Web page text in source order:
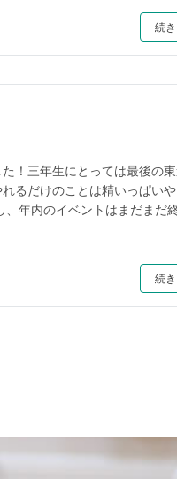
ました。石井さんすごい✨ さ
続
！三年生にとっては最後の
るだけのことは精いっぱい
年内のイベントはまだまだ
！全国向上得点ランキングで
の二冠中です！🥇このままの
続